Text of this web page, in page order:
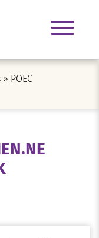
» POEC